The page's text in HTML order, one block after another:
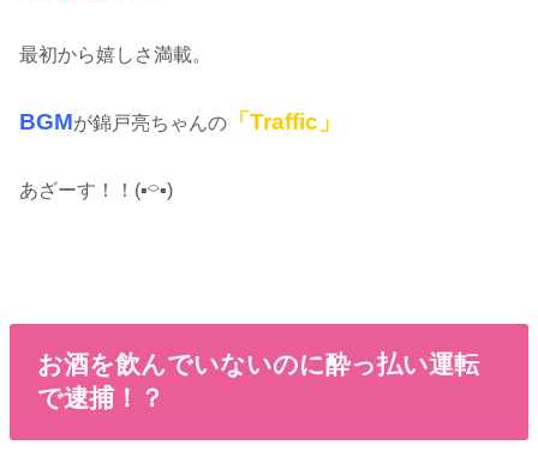
最初から嬉しさ満載。
BGMが錦戸亮ちゃんの 「Traffic」
あざーす！！(▪︎⌔︎▪︎)ゝ
お酒を飲んでいないのに酔っ払い運転
で逮捕！？